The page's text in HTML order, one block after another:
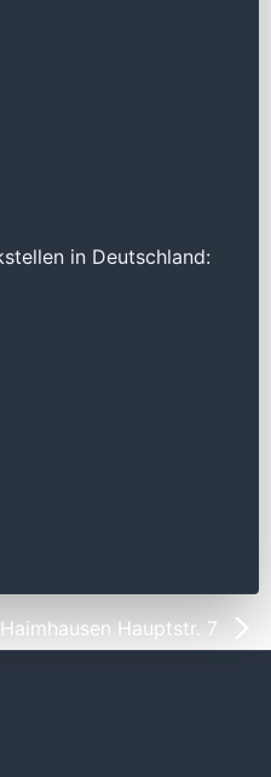
in Deutschland:
Hauptstr. 7